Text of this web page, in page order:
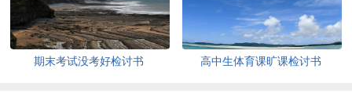
期末考试没考好检讨书 高中生体育课旷课检讨书